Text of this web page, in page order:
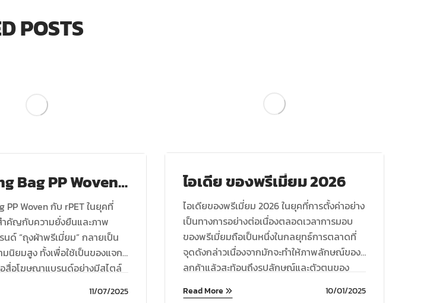
POSTS
Bag PP Woven
PP Woven กับ rPET ในยุคที่
ำคัญกับความยั่งยืนและภาพ
ด์ “ถุงผ้าพรีเมี่ยม” กลายเป็น
นิยมสูง ทั้งเพื่อใช้เป็นของแจก
สื่อโฆษณาแบรนด์อย่างมีสไตล์
11/07/2025
ไอเดีย ของพรีเมี่ยม 2026
ไอเดียของพรีเมี่ยม 2026 ในยุคที่การตั้งค่าอย่าง
เป็นทางการอย่างต่อเนื่องตลอดเวลาการมอบ
ของพรีเมี่ยมถือเป็นหนึ่งในกลยุทธ์การตลาดที่
จุดดังกล่าวเนื่องจากมักจะทำให้ภาพลักษณ์ของ
ลูกค้าแล้วสะท้อนถึงรูปลักษณ์และตัวตนของ
ประสิทธิภาพของสินค้าพรีเมี่ยมจะเน้นไปที่
Read More 10/01/2025